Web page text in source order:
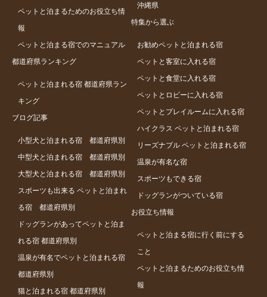
ペットと泊まるためのお役立ち情
報
ペットと泊まる宿でのマニュアル
都道府県ランキング
ペットと泊まれる宿 都道府県ラン
キング
ブログ記事
小型犬と泊まれる宿 都道府県別
中型犬と泊まれる宿 都道府県別
大型犬と泊まれる宿 都道府県別
スポーツも出来る ペットと泊まれ
る宿 都道府県別
ドッグランがあってペットと泊ま
れる宿 都道府県別
温泉が有名でペットと泊まれる宿
都道府県別
猫と泊まれる宿 都道府県別
沖縄県
特集から選ぶ
お勧めペットと泊まれる宿
ペットと客室に入れる宿
ペットと食堂に入れる宿
ペットとロビーに入れる宿
ペットとプレイルームに入れる宿
ハイクラス ペットと泊まれる宿
リーズナブル ペットと泊まれる宿
温泉が有名な宿
スポーツもできる宿
ドッグランがついている宿
お役立ち情報
ペットと泊まる宿に行く前にする
こと
ペットと泊まるためのお役立ち情
報